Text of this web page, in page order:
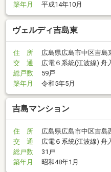
築年月
平成14年10月
ヴェルディ吉島東
住 所
広島県広島市中区吉島
交 通
広電６系統(江波線) 舟
総戸数
59戸
築年月
令和5年5月
吉島マンション
住 所
広島県広島市中区吉島
交 通
広電６系統(江波線) 舟
総戸数
31戸
築年月
昭和48年1月